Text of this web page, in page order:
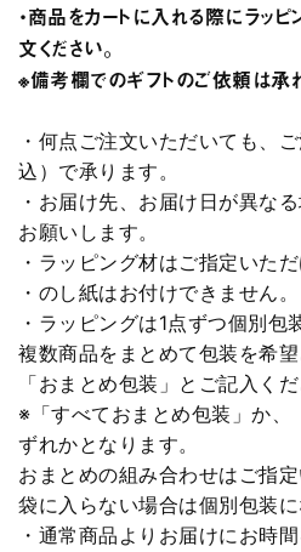
・商品をカートに入れる際にラッピ
文ください。
※備考欄でのギフトのご依頼は承
・何点ご注文いただいても、
込）で承ります。
・お届け先、お届け日が異な
お願いします。
・ラッピング材はご指定いただ
・のし紙はお付けできません。
・ラッピングは1点ずつ個別包
複数商品をまとめて包装を希
「おまとめ包装」とご記入くだ
※「すべておまとめ包装」か、
ずれかとなります。
おまとめの組み合わせはご指定
袋に入らない場合は個別包装に
・通常商品よりお届けにお時